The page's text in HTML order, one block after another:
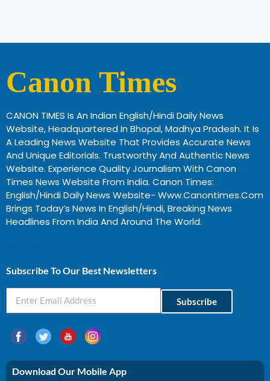
Canon Times
CANON TIMES Is An Indian English/Hindi Daily News
Website, Headquartered In Bhopal, Madhya Pradesh. It Is
A Leading News Website That Provides Accurate News
And Unique Editorials. Trustworthy And Authentic News
Website. Experience Quality Journalism With Canon
Times News Website From India. Canon Times:
English/Hindi Daily News Website- Www.canontimes.com
Brings Today’s News In English/Hindi, Breaking News
Headlines From India And Around The World.
Subscribe To Our Best Newsletters
Subscribe
Download Our Mobile App